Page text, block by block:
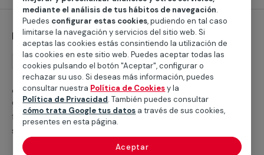
Reemplazo de bañera por ducha
Reemplazo
¿Estás pensando en cambiar tu bañera por una
ducha? En MULTIMAP disponemos de una red de
fontaneros profesionales expertos en este tipo de
servicios.
mediante el análisis de tus hábitos de navegación.
Puedes configurar estas cookies, pudiendo en tal caso
limitarse la navegación y servicios del sitio web. Si
aceptas las cookies estás consintiendo la utilización de
las cookies en este sitio web. Puedes aceptar todas las
cookies pulsando el botón "Aceptar", configurar o
rechazar su uso. Si deseas más información, puedes
consultar nuestra Política de Cookiesy la
Política de Privacidad. También puedes consultar
cómo trata Google tus datos a través de sus cookies,
presentes en esta página.
Aceptar